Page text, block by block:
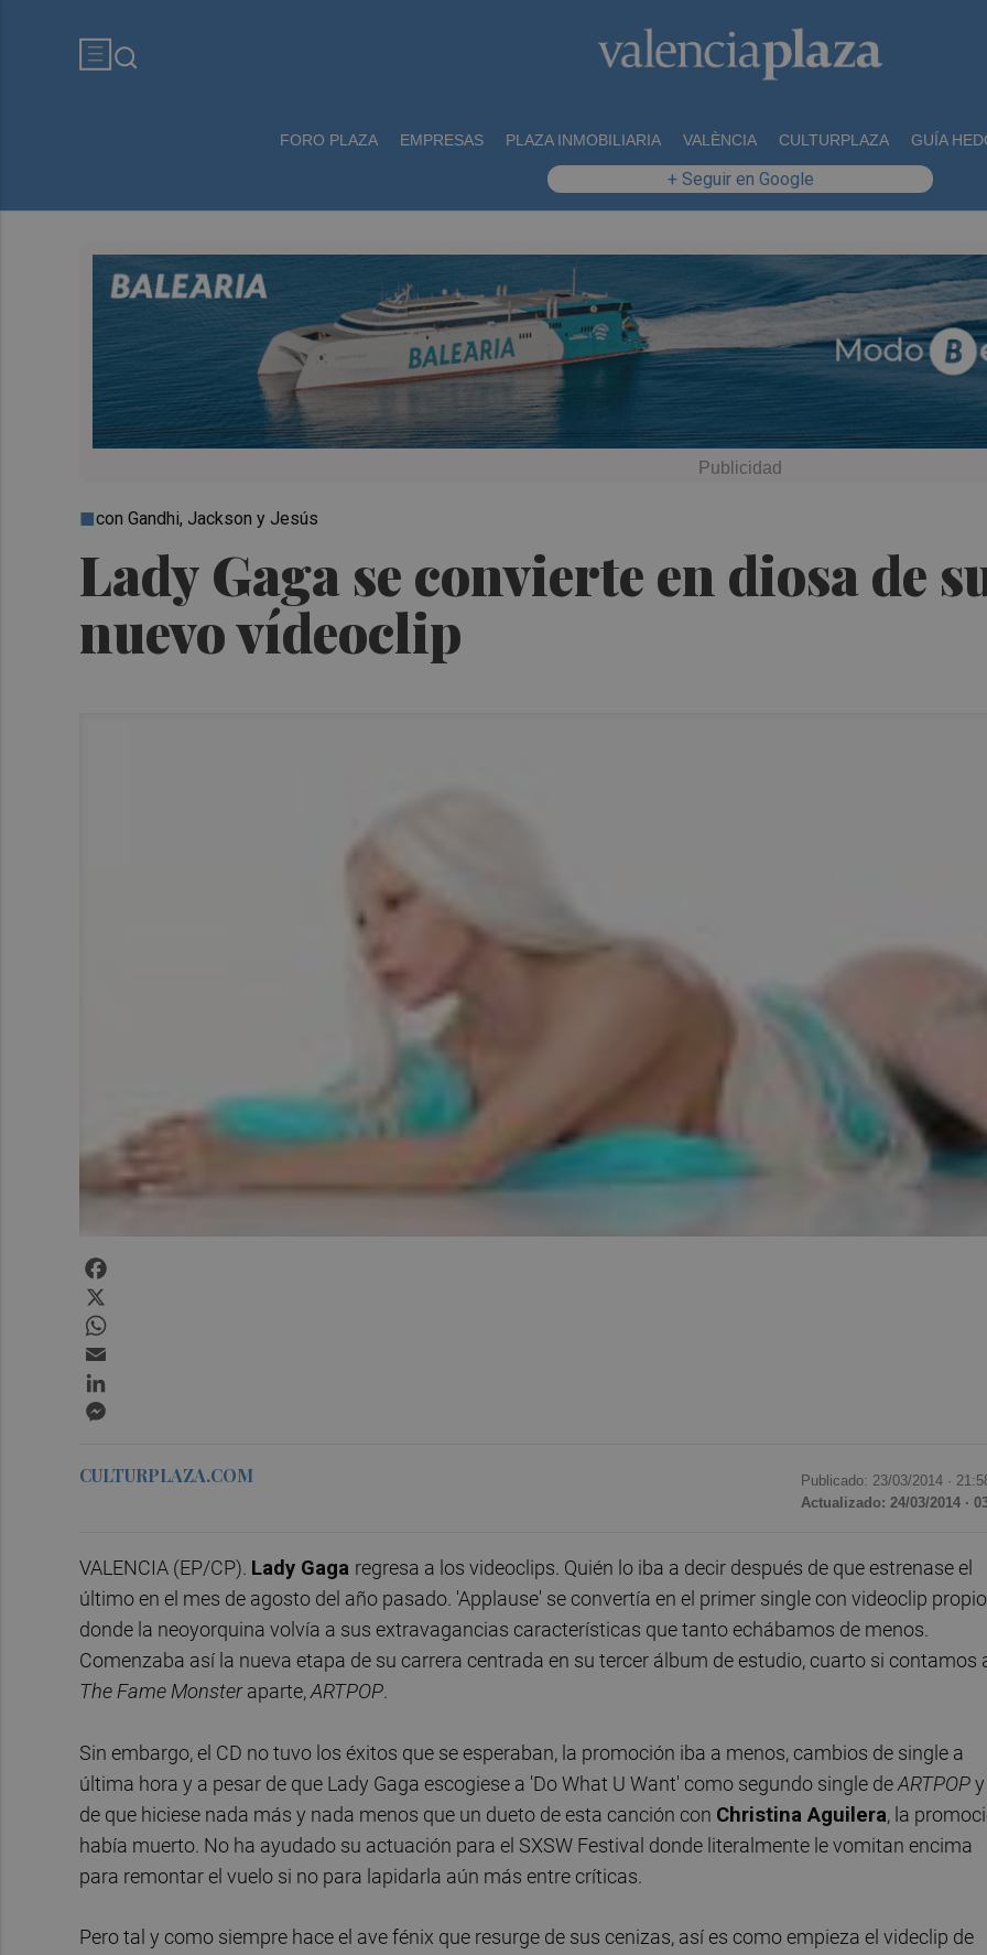
FORO PLAZA EMPRESAS PLAZA INMOBILIARIA VALÈNCIA CULTURPLAZA GUÍA
+ Seguir en Google
Lady Gaga se convierte en diosa de
nuevo vídeoclip
con Gandhi, Jackson y Jesús
CULTURPLAZA.COM Publicado: 23/03/2014 ·
Actualizado: 24/03/2014 ·
VALENCIA (EP/CP). Lady Gaga regresa a los videoclips. Quién lo iba a decir después de que estrenase el
último en el mes de agosto del año pasado. 'Applause' se convertía en el primer single con videoclip propio
donde la neoyorquina volvía a sus extravagancias características que tanto echábamos de menos.
Comenzaba así la nueva etapa de su carrera centrada en su tercer álbum de estudio, cuarto si contamos
The Fame Monsteraparte,ARTPOP.
Sin embargo, el CD no tuvo los éxitos que se esperaban, la promoción iba a menos, cambios de single a
última hora y a pesar de que Lady Gaga escogiese a 'Do What U Want' como segundo single deARTPOPy
de que hiciese nada más y nada menos que un dueto de esta canción con Christina Aguilera, la
había muerto. No ha ayudado su actuación para el SXSW Festival donde literalmente le vomitan encima
para remontar el vuelo si no para lapidarla aún más entre críticas.
Pero tal y como siempre hace el ave fénix que resurge de sus cenizas, así es como empieza el videclip de